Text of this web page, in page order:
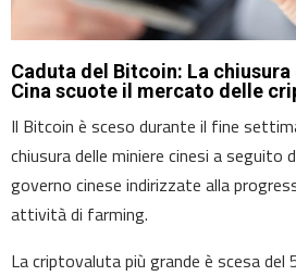
Caduta del Bitcoin: La
Cina scuote il mercato delle
Il Bitcoin è sceso durante il fine
chiusura delle miniere cinesi a seguito
governo cinese indirizzate alla
attività di farming.
La criptovaluta più grande è scesa del